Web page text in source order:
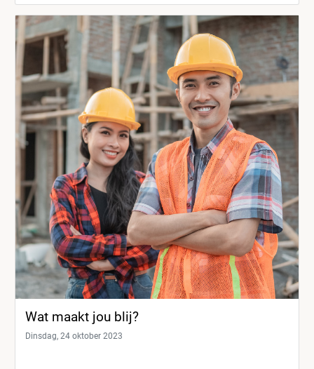
Wat maakt jou blij?
Dinsdag, 24 oktober 2023